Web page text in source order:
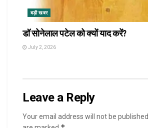
बड़ी खबर
डॉ सोनेलाल पटेल को क्यों याद करें?
July 2, 2026
Leave a Reply
Your email address will not be published.